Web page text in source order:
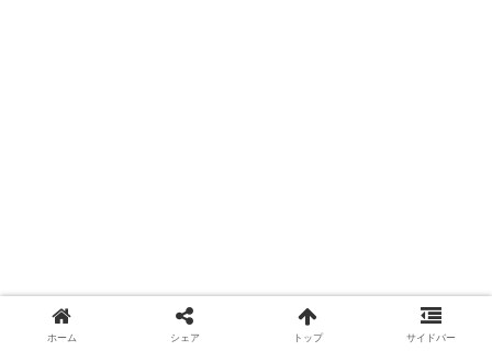
花粉やアレルギーに負けない美肌になりたいなら
ホーム シェア トップ サイドバー